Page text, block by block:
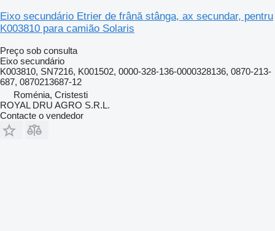
Eixo secundário Etrier de frână stânga, ax secundar, pentru
K003810 para camião Solaris
Preço sob consulta
Eixo secundário
K003810, SN7216, K001502, 0000-328-136-0000328136, 0870-213-
687, 0870213687-12
Roménia, Cristesti
ROYAL DRU AGRO S.R.L.
Contacte o vendedor